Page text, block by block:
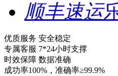
顺丰速运
优质服务 安全稳定
专属客服 7*24小时支撑
时效保障 数据准确
成功率100%，准确率≥99.9%